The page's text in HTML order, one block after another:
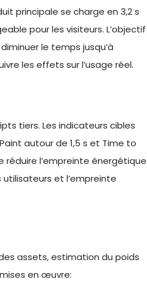
pour les visiteurs. L’objectif
le temps jusqu’à
les effets sur l’usage réel.
tiers. Les indicateurs cibles
autour de 1,5 s et Time to
réduire l’empreinte énergétique
et l’empreinte
assets, estimation du poids
en œuvre: